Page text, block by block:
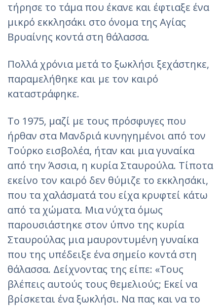
τήρησε το τάμα που έκανε και έφτιαξε ένα
μικρό εκκλησάκι στο όνομα της Αγίας
Βρυαίνης κοντά στη θάλασσα.
Πολλά χρόνια μετά το ξωκλήσι ξεχάστηκε,
παραμελήθηκε και με τον καιρό
καταστράφηκε.
Το 1975, μαζί με τους πρόσφυγες που
ήρθαν στα Μανδριά κυνηγημένοι από τον
Τούρκο εισβολέα, ήταν και μια γυναίκα
από την Άσσια, η κυρία Σταυρούλα. Τίποτα
εκείνο τον καιρό δεν θύμιζε το εκκλησάκι,
που τα χαλάσματά του είχα κρυφτεί κάτω
από τα χώματα. Μια νύχτα όμως
παρουσιάστηκε στον ύπνο της κυρία
Σταυρούλας μια μαυροντυμένη γυναίκα
που της υπέδειξε ένα σημείο κοντά στη
θάλασσα. Δείχνοντας της είπε: «Τους
βλέπεις αυτούς τους θεμελιούς; Εκεί να
βρίσκεται ένα ξωκλήσι. Να πας και να το